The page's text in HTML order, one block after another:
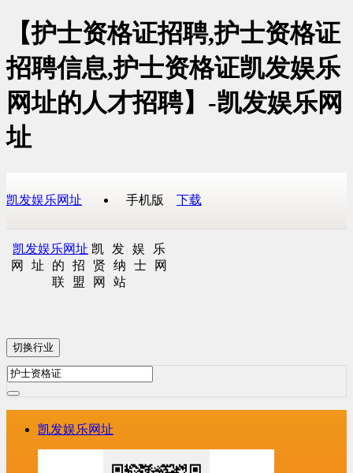
【护士资格证招聘,护士资格证
招聘信息,护士资格证凯发娱乐
网址的人才招聘】-凯发娱乐网
址
凯发娱乐网址 手机版 下载
凯发娱乐网址 凯发娱乐
网址的招贤纳士网
联盟网站
切换行业
凯发娱乐网址